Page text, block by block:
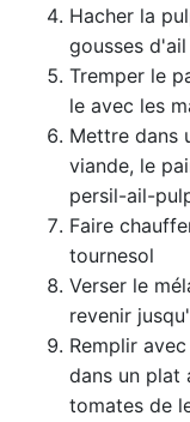
Hacher la
gousses d'ail
Tremper le
le avec les
Mettre dans
viande, le
persil-ail-
Faire
tournesol
Verser le
revenir
Remplir
dans un plat
tomates de